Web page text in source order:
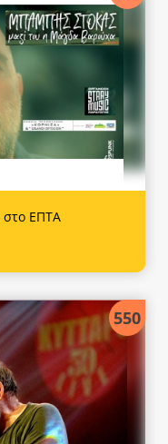
στο ΕΠΤΑ
550